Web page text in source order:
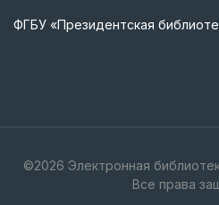
ФГБУ «Президентская
©2026 Электронная
Все права